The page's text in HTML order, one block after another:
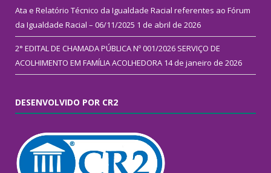
Ata e Relatório Técnico da Igualdade Racial referentes ao Fórum
da Igualdade Racial – 06/11/2025 1 de abril de 2026
2° EDITAL DE CHAMADA PÚBLICA Nº 001/2026 SERVIÇO DE
ACOLHIMENTO EM FAMÍLIA ACOLHEDORA 14 de janeiro de 2026
DESENVOLVIDO POR CR2